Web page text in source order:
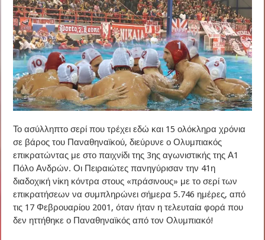
Το ασύλληπτο σερί που τρέχει εδώ και 15 ολόκληρα χρόνια
σε βάρος του Παναθηναϊκού, διεύρυνε ο Ολυμπιακός
επικρατώντας με στο παιχνίδι της 3ης αγωνιστικής της Α1
Πόλο Ανδρών. Οι Πειραιώτες πανηγύρισαν την 41η
διαδοχική νίκη κόντρα στους «πράσινους» με το σερί των
επικρατήσεων να συμπληρώνει σήμερα 5.746 ημέρες, από
τις 17 Φεβρουαρίου 2001, όταν ήταν η τελευταία φορά που
δεν ηττήθηκε ο Παναθηναϊκός από τον Ολυμπιακό!